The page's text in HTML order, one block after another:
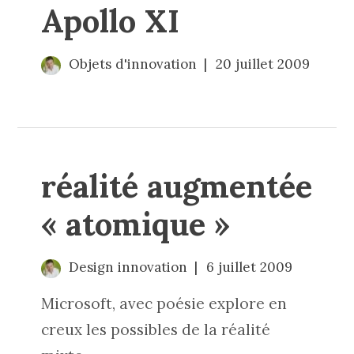
Apollo XI
Objets d'innovation 20 juillet 2009
réalité augmentée
« atomique »
Design innovation 6 juillet 2009
Microsoft, avec poésie explore en
creux les possibles de la réalité